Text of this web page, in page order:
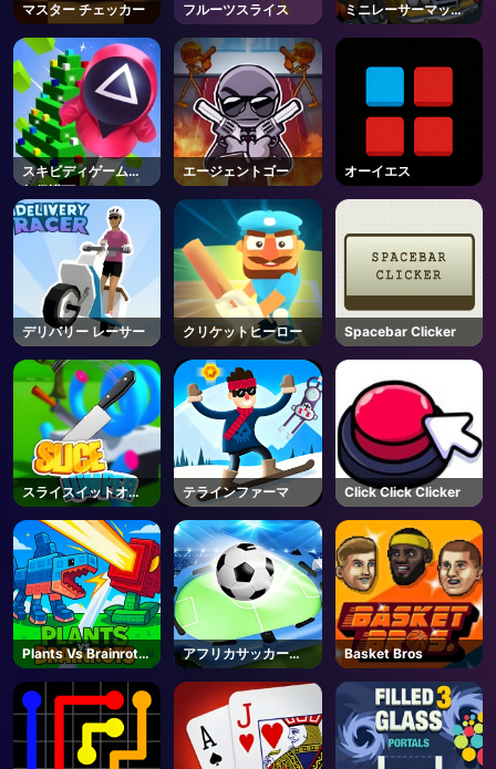
マスター チェッカー フルーツスライス
ミニレーサーマッド
ネス
スキビディゲーム新
年保護下
エージェントゴー オーイエス
デリバリー レーサー クリケットヒーロー Spacebar Clicker
スライスイットオー
ル
テラインファーマ Click Click Clicker
Plants Vs Brainrots
- Unblocked Online
Game
アフリカサッカーラ
ン
Basket Bros